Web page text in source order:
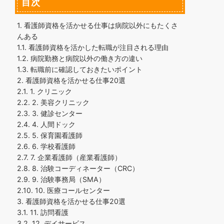
1. 看護師資格を活かせる仕事は病院以外にもたくさ
んある
1.1. 看護師資格を活かした転職が注目される理由
1.2. 病院勤務と病院以外の働き方の違い
1.3. 転職前に確認しておきたいポイント
2. 看護師資格を活かせる仕事20選
2.1. 1. クリニック
2.2. 2. 美容クリニック
2.3. 3. 健診センター
2.4. 4. 人間ドック
2.5. 5. 保育園看護師
2.6. 6. 学校看護師
2.7. 7. 企業看護師（産業看護師）
2.8. 8. 治験コーディネーター（CRC）
2.9. 9. 治験事務局（SMA）
2.10. 10. 医療コールセンター
3. 看護師資格を活かせる仕事20選
3.1. 11. 訪問看護